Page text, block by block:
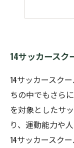
14サッカースク
14サッカースク
ちの中でもさら
を対象としたサ
り、運動能力や
14サッカースク